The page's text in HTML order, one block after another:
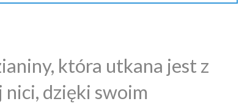
która utkana jest z
nici, dzięki swoim